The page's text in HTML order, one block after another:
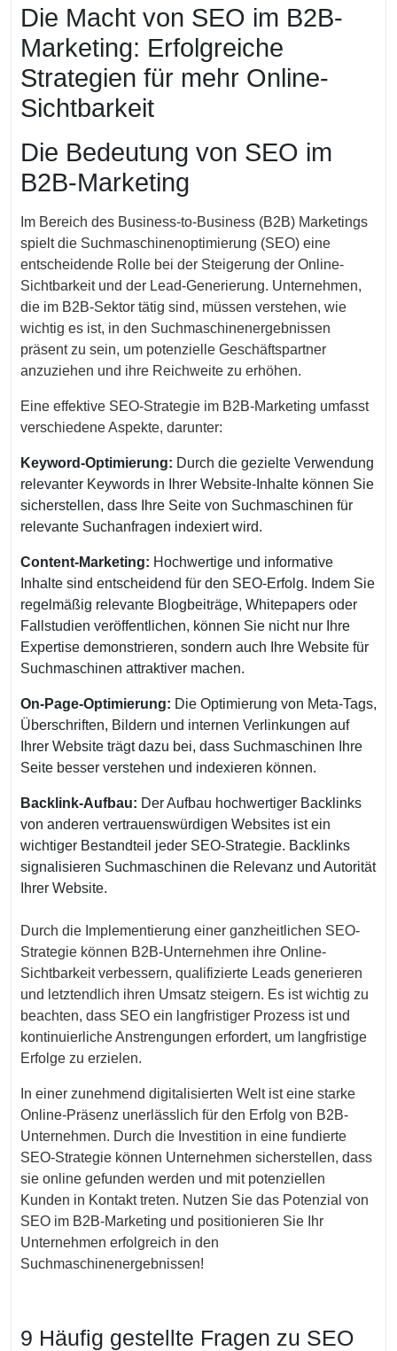
2024
Die Macht von SEO im B2B-
Marketing: Erfolgreiche
Strategien für mehr Online-
Sichtbarkeit
Die Bedeutung von SEO im
B2B-Marketing
Im Bereich des Business-to-Business (B2B) Marketings
spielt die Suchmaschinenoptimierung (SEO) eine
entscheidende Rolle bei der Steigerung der Online-
Sichtbarkeit und der Lead-Generierung. Unternehmen,
die im B2B-Sektor tätig sind, müssen verstehen, wie
wichtig es ist, in den Suchmaschinenergebnissen
präsent zu sein, um potenzielle Geschäftspartner
anzuziehen und ihre Reichweite zu erhöhen.
Eine effektive SEO-Strategie im B2B-Marketing umfasst
verschiedene Aspekte, darunter:
Keyword-Optimierung: Durch die gezielte Verwendung
relevanter Keywords in Ihrer Website-Inhalte können Sie
sicherstellen, dass Ihre Seite von Suchmaschinen für
relevante Suchanfragen indexiert wird.
Content-Marketing: Hochwertige und informative
Inhalte sind entscheidend für den SEO-Erfolg. Indem Sie
regelmäßig relevante Blogbeiträge, Whitepapers oder
Fallstudien veröffentlichen, können Sie nicht nur Ihre
Expertise demonstrieren, sondern auch Ihre Website für
Suchmaschinen attraktiver machen.
On-Page-Optimierung: Die Optimierung von Meta-Tags,
Überschriften, Bildern und internen Verlinkungen auf
Ihrer Website trägt dazu bei, dass Suchmaschinen Ihre
Seite besser verstehen und indexieren können.
Backlink-Aufbau: Der Aufbau hochwertiger Backlinks
von anderen vertrauenswürdigen Websites ist ein
wichtiger Bestandteil jeder SEO-Strategie. Backlinks
signalisieren Suchmaschinen die Relevanz und Autorität
Ihrer Website.
Durch die Implementierung einer ganzheitlichen SEO-
Strategie können B2B-Unternehmen ihre Online-
Sichtbarkeit verbessern, qualifizierte Leads generieren
und letztendlich ihren Umsatz steigern. Es ist wichtig zu
beachten, dass SEO ein langfristiger Prozess ist und
kontinuierliche Anstrengungen erfordert, um langfristige
Erfolge zu erzielen.
In einer zunehmend digitalisierten Welt ist eine starke
Online-Präsenz unerlässlich für den Erfolg von B2B-
Unternehmen. Durch die Investition in eine fundierte
SEO-Strategie können Unternehmen sicherstellen, dass
sie online gefunden werden und mit potenziellen
Kunden in Kontakt treten. Nutzen Sie das Potenzial von
SEO im B2B-Marketing und positionieren Sie Ihr
Unternehmen erfolgreich in den
Suchmaschinenergebnissen!
9 Häufig gestellte Fragen zu SEO